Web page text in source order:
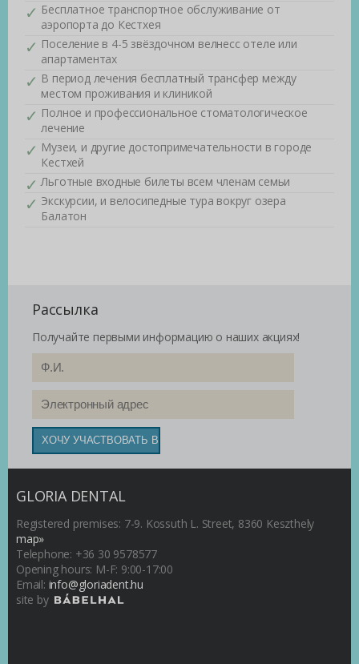
Бесплатное транспортное обслуживание от
аэропорта до Кестхея
Поселение в 4-5 звёздочном велнесс отеле или
апартаментах
В период лечения бесплатный трансфер между
местом проживания и клиникой
Полное и профессиональное стоматологическое
лечение
Музеи, и другие достопримечательности в городе
Кестхей
Льготные входные билеты всем членам семьи
Экскурсии, и велосипедные тура вокруг озера
Балатон
Рассылка
Получайте первыми информацию о наших акциях!
GLORIA DENTAL
Registered premises: 7-9. Kossuth L. Street, 8360 Keszthely
map»
Telephone: +36 30 9578577
Opening hours: M-F: 9:00-17:00
Email: info@gloriadent.hu
site by